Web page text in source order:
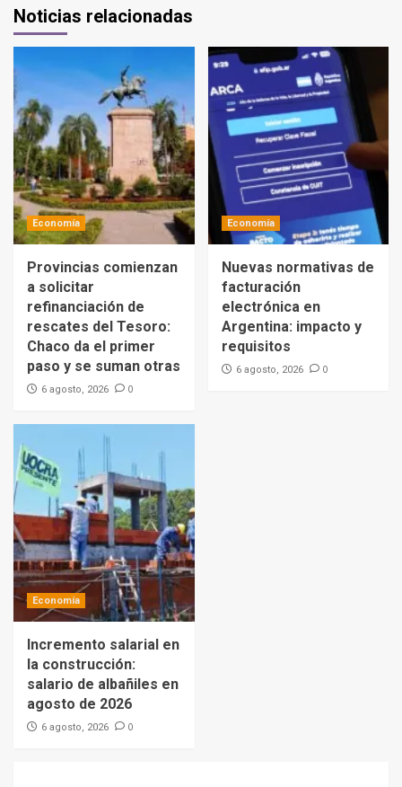
Noticias relacionadas
Economía
Provincias comienzan
a solicitar
refinanciación de
rescates del Tesoro:
Chaco da el primer
paso y se suman otras
6 agosto, 2026 0
Economía
Nuevas normativas de
facturación
electrónica en
Argentina: impacto y
requisitos
6 agosto, 2026 0
Economía
Incremento salarial en
la construcción:
salario de albañiles en
agosto de 2026
6 agosto, 2026 0